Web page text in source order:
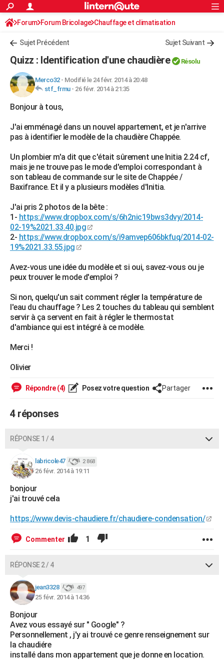
ACTUALITÉS
Politique
Société
Faits Divers
Education
Monde
Villes
+
FINANCE
Retraite
Impôts
Epargne
Immobilier
Risques naturels par ville
Banque
Assurance
Crédit
AUTO
Essais
Réserver un essai
Citadines
Berlines
SUV
Forum auto
+HIGH-TECH
Mobiles
Meilleur smartphone
Internet
Ordinateurs
Jeux vidéo
Guide high-tech
+BRICOLAGE
Forum
Aménagement intérieur
Extérieur
Cuisine
Salle de bains
Jardinage
Rangement
WEEK-END
Guides de France
Escapades
Patrimoine
Expositions
Musées
Week-end nature
LIFESTYLE
Alimentation
Guide de la santé
Maladies
Médicaments
Sommeil
VOYAGE
Destinations
City break
Voyage nature
Voyage de noces
Forum
Climat
+PHOTO
BONS PLANS
CARTE DE VOEUX
Carte de Noël
Carte Bonne année
Carte Saint-Valentin
Carte Pâques
Carte d'anniversaire
DICTIONNAIRE
Bricolage
Lifestyle
Culture
Sport
Auto
Television
Voyage
Cinema
Rechercher
S'inscrire
Connexion
Forum Forum Bricolage Chauffage et climatisation
Sujet Précédent Sujet Suivant
Quizz : Identification d'une chaudière Résolu
Merco32- Modifié le 24 févr. 2014 à 20:48
stf_frmu- 26 févr. 2014 à 21:35
Bonjour à tous,
J'ai emménagé dans un nouvel appartement, et je n'arrive
pas à identifier le modèle de la chaudière Chappée.
Un plombier m'a dit que c'était sûrement une Initia 2.24 cf,
mais je ne trouve pas le mode d'emploi correspondant à
son tableau de commande sur le site de Chappée /
Baxifrance. Et il y a plusieurs modèles d'Initia.
J'ai pris 2 photos de la bête :
1- https://www.dropbox.com/s/6h2nic19bws3dvy/2014-
02-19%2021.33.40.jpg
2- https://www.dropbox.com/s/i9amvep606bkfuq/2014-02-
19%2021.33.55.jpg
Avez-vous une idée du modèle et si oui, savez-vous ou je
peux trouver le mode d'emploi ?
Si non, quelqu'un sait comment régler la température de
l'eau du chauffage ? Les 2 touches du tableau qui semblent
servir à ça servent en fait à régler le thermostat
d'ambiance qui est intégré à ce modèle.
Merci !
Olivier
Répondre (4) Posez votre question Partager
4 réponses
RÉPONSE 1 / 4
labricole47 2 868
26 févr. 2014 à 19:11
bonjour
j'ai trouvé cela
https://www.devis-chaudiere.fr/chaudiere-condensation/
Commenter 1
RÉPONSE 2 / 4
jean3328 497
25 févr. 2014 à 14:36
Bonjour
Avez vous essayé sur " Google" ?
Personnellement , j'y ai trouvé ce genre renseignement sur
la chaudiére
installé dans mon appartement que je donne en location.